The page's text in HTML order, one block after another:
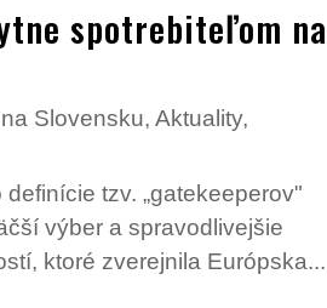
spotrebiteľom na
Slovensku,Aktuality,
tzv. „gatekeeperov"
výber a spravodlivejšie
ktoré zverejnila Európska...